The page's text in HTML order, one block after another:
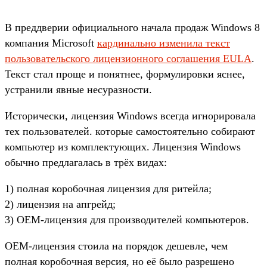
В преддверии официального начала продаж Windows 8
компания Microsoft кардинально изменила текст
пользовательского лицензионного соглашения EULA.
Текст стал проще и понятнее, формулировки яснее,
устранили явные несуразности.
Исторически, лицензия Windows всегда игнорировала
тех пользователей. которые самостоятельно собирают
компьютер из комплектующих. Лицензия Windows
обычно предлагалась в трёх видах:
1) полная коробочная лицензия для ритейла;
2) лицензия на апгрейд;
3) OEM-лицензия для производителей компьютеров.
OEM-лицензия стоила на порядок дешевле, чем
полная коробочная версия, но её было разрешено